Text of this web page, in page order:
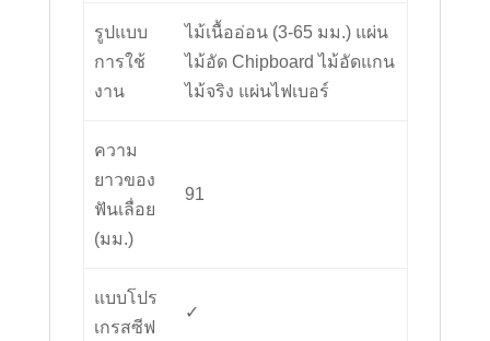
รูปแบบ
การใช้
งาน
ไม้เนื้ออ่อน (3-65 มม.) แผ่น
ไม้อัด Chipboard ไม้อัดแกน
ไม้จริง แผ่นไฟเบอร์
ความ
ยาวของ
ฟันเลื่อย
(มม.)
91
แบบโปร
เกรสซีฟ
✓